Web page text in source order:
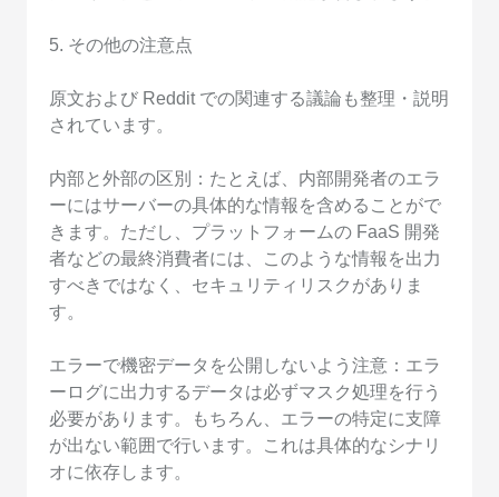
5. その他の注意点
原文および Reddit での関連する議論も整理・説明
されています。
内部と外部の区別：たとえば、内部開発者のエラ
ーにはサーバーの具体的な情報を含めることがで
きます。ただし、プラットフォームの FaaS 開発
者などの最終消費者には、このような情報を出力
すべきではなく、セキュリティリスクがありま
す。
エラーで機密データを公開しないよう注意：エラ
ーログに出力するデータは必ずマスク処理を行う
必要があります。もちろん、エラーの特定に支障
が出ない範囲で行います。これは具体的なシナリ
オに依存します。